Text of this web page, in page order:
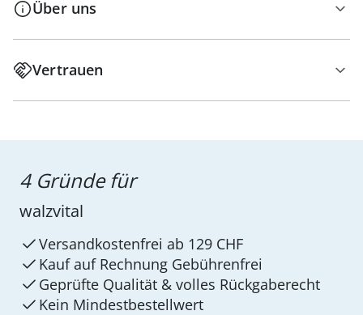
Über uns
Vertrauen
4 Gründe für
walzvital
Versandkostenfrei ab 129 CHF
Kauf auf Rechnung Gebührenfrei
Geprüfte Qualität & volles Rückgaberecht
Kein Mindest­bestellwert